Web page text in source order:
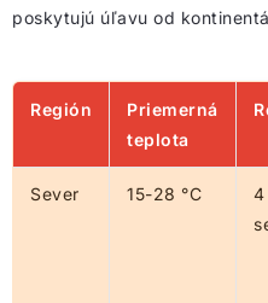
poskytujú úľavu od
Región
Priemerná
teplota
Sever 15-28 °C
4